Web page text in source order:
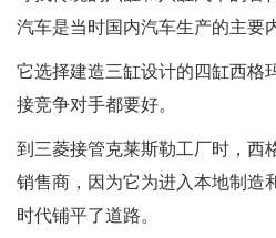
汽车是当时国内汽车生产的主要
它选择建造三缸设计的四缸西格
接竞争对手都要好。
到三菱接管克莱斯勒工厂时，西
销售商，因为它为进入本地制造
时代铺平了道路。